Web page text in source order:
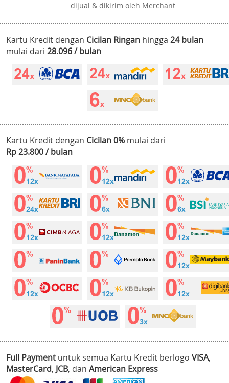
dijual & dikirim oleh Merchant
Kartu Kredit dengan Cicilan Ringan hingga 24 bulan
mulai dari 28.096 / bulan
Kartu Kredit dengan Cicilan 0% mulai dari
Rp 23.800 / bulan
Full Payment untuk semua Kartu Kredit berlogo VISA,
MasterCard, JCB, dan American Express